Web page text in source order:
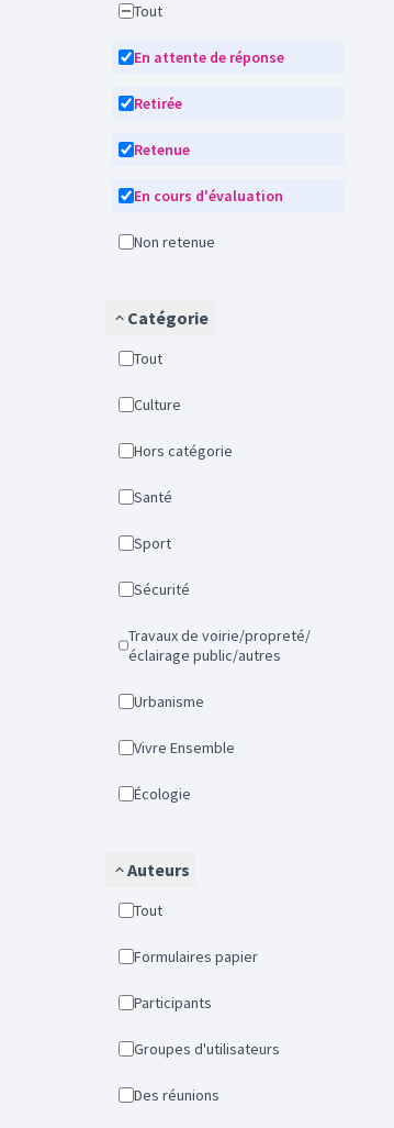
Tout
En attente de réponse
Retirée
Retenue
En cours d'évaluation
Non retenue
Catégorie
Tout
Culture
Hors catégorie
Santé
Sport
Sécurité
Travaux de voirie/propreté/
éclairage public/autres
Urbanisme
Vivre Ensemble
Écologie
Auteurs
Tout
Formulaires papier
Participants
Groupes d'utilisateurs
Des réunions